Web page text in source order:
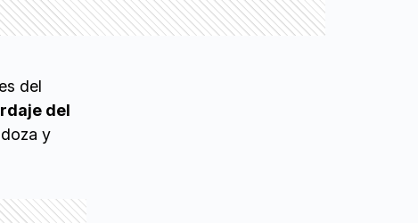
del
del
y